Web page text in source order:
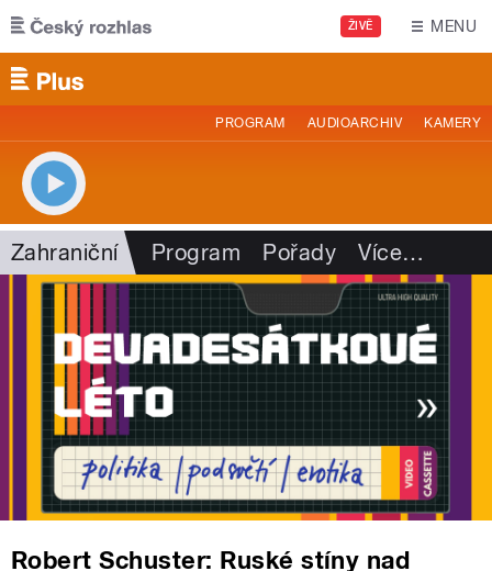
Přejít k hlavnímu obsahu
ŽIVĚ MENU
PROGRAM AUDIOARCHIV KAMERY
Zahraniční Program Pořady Více…
Robert Schuster: Ruské stíny nad